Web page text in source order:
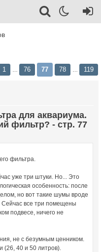
1 76 77 78 119
фильтр? - стр. 77
фильтра.
уже три штуки. Но... Это
особенность: после
но вот такие шумы вроде
Сейчас все три помещены
подвесе, ничего не
не с безумным ценником.
(26, 40 и 50 литров).